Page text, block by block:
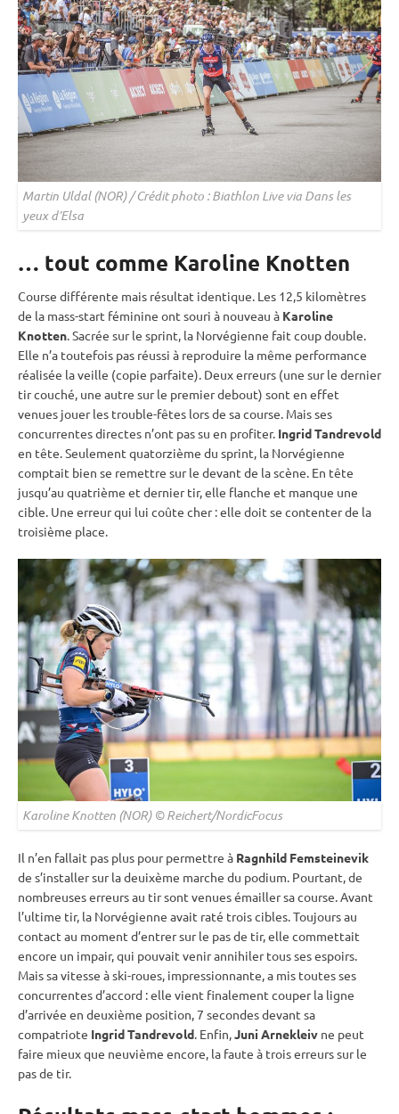
Martin Uldal (NOR) / Crédit photo : Biathlon Live via Dans les
yeux d’Elsa
… tout comme Karoline Knotten
Course différente mais résultat identique. Les 12,5 kilomètres
de la mass-start féminine ont souri à nouveau à Karoline
Knotten. Sacrée sur le sprint, la Norvégienne fait coup double.
Elle n’a toutefois pas réussi à reproduire la même performance
réalisée la veille (copie parfaite). Deux erreurs (une sur le dernier
tircouché, une autre sur le premierdebout) sont en effet
venues jouer les trouble-fêtes lors de sa course. Mais ses
concurrentes directes n’ont pas su en profiter. Ingrid Tandrevold
en tête. Seulement quatorzième du sprint, la Norvégienne
comptait bien se remettre sur le devant de la scène. En tête
jusqu’au quatrième et dernier tir, elle flanche et manque une
cible. Une erreur qui lui coûte cher : elle doit se contenter de la
troisième place.
Karoline Knotten (NOR) © Reichert/NordicFocus
Il n’en fallait pas plus pour permettre à Ragnhild Femsteinevik
de s’installer sur la deuixème marche du podium. Pourtant, de
nombreuses erreurs au tir sont venues émailler sa course. Avant
l’ultime tir, la Norvégienne avait raté trois cibles. Toujours au
contact au moment d’entrer sur le pas de tir, elle commettait
encore un impair, qui pouvait venir annihiler tous ses espoirs.
Mais sa vitesse àski-roues, impressionnante, a mis toutes ses
concurrentes d’accord : elle vient finalement couper la ligne
d’arrivée en deuxième position, 7 secondes devant sa
compatriote Ingrid Tandrevold. Enfin,Juni Arnekleiv ne peut
faire mieux que neuvième encore, la faute à trois erreurs sur le
pas de tir.